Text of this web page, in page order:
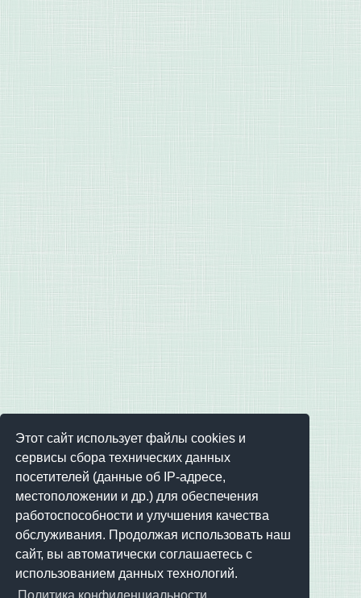
Этот сайт использует файлы cookies и
сервисы сбора технических данных
посетителей (данные об IP-адресе,
местоположении и др.) для обеспечения
работоспособности и улучшения качества
обслуживания. Продолжая использовать наш
сайт, вы автоматически соглашаетесь с
использованием данных технологий.